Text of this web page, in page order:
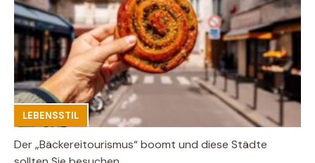
LEBENSSTIL
Der „Bäckereitourismus“ boomt und diese Städte